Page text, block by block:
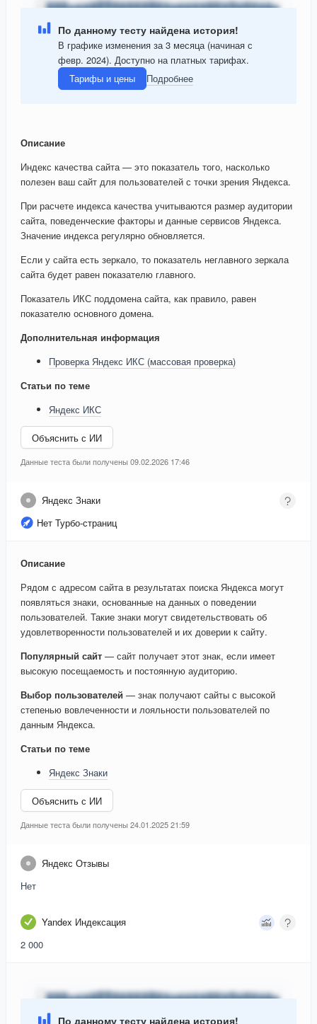
По данному тесту найдена история!
В графике изменения за 3 месяца (начиная с
февр. 2024). Доступно на платных тарифах.
Тарифы и цены
Подробнее
Описание
Индекс качества сайта — это показатель того, насколько
полезен ваш сайт для пользователей с точки зрения Яндекса.
При расчете индекса качества учитываются размер аудитории
сайта, поведенческие факторы и данные сервисов Яндекса.
Значение индекса регулярно обновляется.
Если у сайта есть зеркало, то показатель неглавного зеркала
сайта будет равен показателю главного.
Показатель ИКС поддомена сайта, как правило, равен
показателю основного домена.
Дополнительная информация
Проверка Яндекс ИКС (массовая проверка)
Статьи по теме
Яндекс ИКС
Объяснить с ИИ
Данные теста были получены 09.02.2026 17:46
Яндекс Знаки
Нет Турбо-страниц
Описание
Рядом с адресом сайта в результатах поиска Яндекса могут
появляться знаки, основанные на данных о поведении
пользователей. Такие знаки могут свидетельствовать об
удовлетворенности пользователей и их доверии к сайту.
Популярный сайт — сайт получает этот знак, если имеет
высокую посещаемость и постоянную аудиторию.
Выбор пользователей — знак получают сайты с высокой
степенью вовлеченности и лояльности пользователей по
данным Яндекса.
Статьи по теме
Яндекс Знаки
Объяснить с ИИ
Данные теста были получены 24.01.2025 21:59
Яндекс Отзывы
Нет
Yandex Индексация
2 000
По данному тесту найдена история!